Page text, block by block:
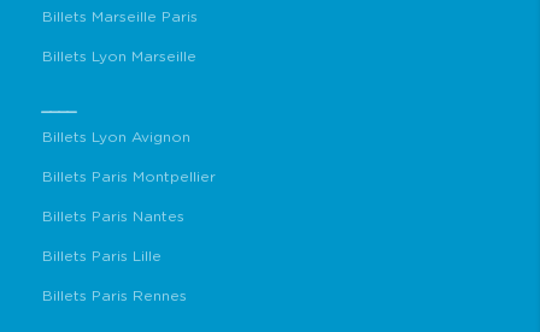
Billets Marseille Paris
Billets Lyon Marseille
Billets Lyon Avignon
Billets Paris Montpellier
Billets Paris Nantes
Billets Paris Lille
Billets Paris Rennes